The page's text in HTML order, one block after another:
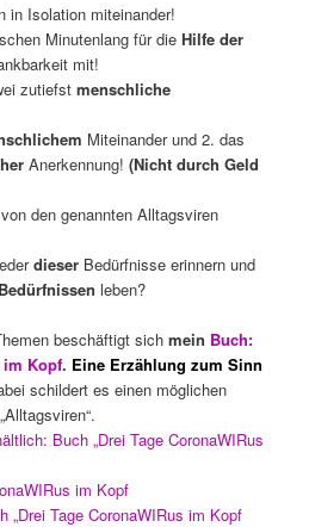
in Isolation miteinander!
Minutenlang für dieHilfe der
mit!
zutiefstmenschliche
Miteinander und 2. das
Anerkennung!(Nicht durch Geld
den genannten Alltagsviren
dieser Bedürfnisse erinnern und
leben?
beschäftigt sichmein Buch:
im Kopf. Eine Erzählung zum Sinn
schildert es einen möglichen
Buch „Drei Tage CoronaWIRus
im Kopf
„Drei Tage CoronaWIRus im Kopf